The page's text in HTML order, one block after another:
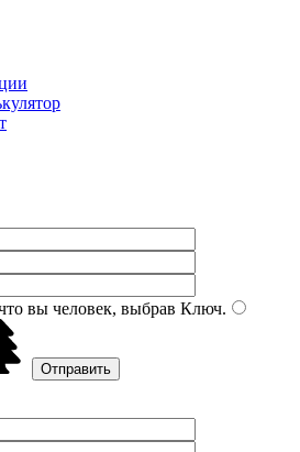
вы человек, выбрав Ключ.